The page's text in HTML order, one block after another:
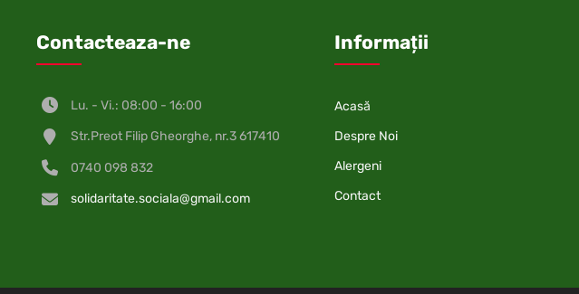
Contacteaza-ne
Lu. - Vi.: 08:00 - 16:00
Str.Preot Filip Gheorghe, nr.3 617410
0740 098 832
solidaritate.sociala@gmail.com
Informații
Acasă
Despre Noi
Alergeni
Contact